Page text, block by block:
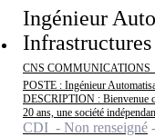
Ingénieur
CNS COMMUNICATIONS
POSTE : Ingénieur
DESCRIPTION : Bienvenue
20 ans, une société
CDI - Non renseigné